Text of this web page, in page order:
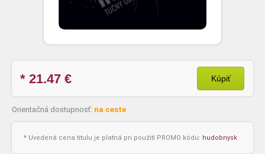
* 21.47 € Kúpiť
Orientačná dostupnosť: na ceste
* Uvedená cena titulu je platná pri použití PROMO kódu: hudobnysk